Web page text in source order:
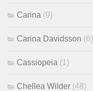
Carina (9)
Carina Davidsson (6)
Cassiopeia (1)
Chellea Wilder (48)